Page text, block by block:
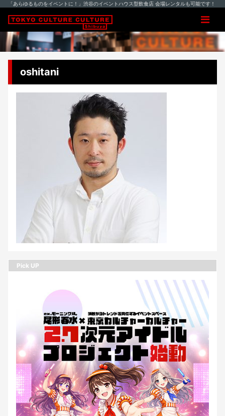
「あらゆるものをイベントに！」渋谷のイベントハウス型飲食店 会場レンタルも可能です！
oshitani
Pick UP